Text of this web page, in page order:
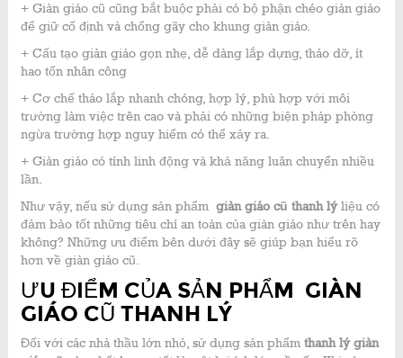
+ Giàn giáo cũ cũng bắt buộc phải có bộ phận chéo giàn giáo
để giữ cố định và chống gãy cho khung giàn giáo.
+ Cấu tạo giàn giáo gọn nhẹ, dễ dàng lắp dựng, tháo dỡ, ít
hao tốn nhân công
+ Cơ chế tháo lắp nhanh chóng, hợp lý, phù hợp với môi
trường làm việc trên cao và phải có những biện pháp phòng
ngừa trường hợp nguy hiểm có thể xảy ra.
+ Giàn giáo có tính linh động và khả năng luân chuyển nhiều
lần.
Như vậy, nếu sử dụng sản phẩm giàn giáo cũ thanh lýliệu có
đảm bảo tốt những tiêu chí an toàn của giàn giáo như trên hay
không? Những ưu điểm bên dưới đây sẽ giúp bạn hiểu rõ
hơn về giàn giáo cũ.
ƯU ĐIỂM CỦA SẢN PHẨM GIÀN
GIÁO CŨ THANH LÝ
Đối với các nhà thầu lớn nhỏ, sử dụng sản phẩm thanh lý giàn